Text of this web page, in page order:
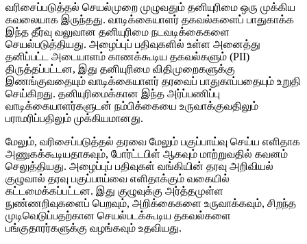
வரிசைப்படுத்தல் செயல்முறை முழுவதும் தனியுரிமை ஒரு முக்கிய
கவலையாக இருந்தது. வாடிக்கையாளர் தகவல்களைப் பாதுகாக்க
இந்த தீர்வு வலுவான தனியுரிமை நடவடிக்கைகளை
செயல்படுத்தியது. அழைப்புப் பதிவுகளில் உள்ள அனைத்து
தனிப்பட்ட அடையாளம் காணக்கூடிய தகவல்களும் (PII)
திருத்தப்பட்டன, இது தனியுரிமை விதிமுறைகளுக்கு
இணங்குவதையும் வாடிக்கையாளர் தரவைப் பாதுகாப்பதையும் உறுதி
செய்கிறது. தனியுரிமைக்கான இந்த அர்ப்பணிப்பு
வாடிக்கையாளர்களுடன் நம்பிக்கையை உருவாக்குவதிலும்
பராமரிப்பதிலும் முக்கியமானது.
மேலும், வரிசைப்படுத்தல் தரவை மேலும் பகுப்பாய்வு செய்ய எளிதாக
அணுகக்கூடியதாகவும், போர்ட்டபிள் ஆகவும் மாற்றுவதில் கவனம்
செலுத்தியது. அழைப்புப் பதிவுகள் வங்கியின் தரவு அறிவியல்
குழுவால் தரவு பகுப்பாய்வை எளிதாக்கும் வகையில்
கட்டமைக்கப்பட்டன. இது குழுவுக்கு அர்த்தமுள்ள
நுண்ணறிவுகளைப் பெறவும், அறிக்கைகளை உருவாக்கவும், சிறந்த
முடிவெடுப்பதற்கான செயல்படக்கூடிய தகவல்களை
பங்குதாரர்களுக்கு வழங்கவும் உதவியது.